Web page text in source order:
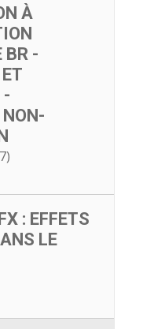
À
BR -
-
: EFFETS
LE